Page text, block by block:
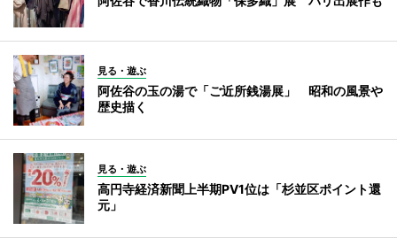
見る・遊ぶ
阿佐谷の玉の湯で「ご近所銭湯展」 昭和の風景や
歴史描く
見る・遊ぶ
高円寺経済新聞上半期PV1位は「杉並区ポイント還
元」